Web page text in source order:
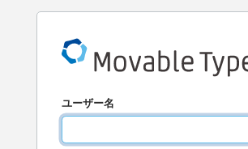
ユーザー名